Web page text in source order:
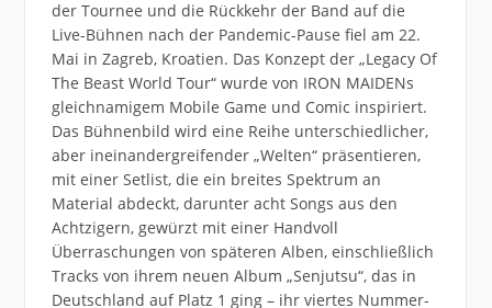
der Tournee und die Rückkehr der Band auf die
Live-Bühnen nach der Pandemic-Pause fiel am 22.
Mai in Zagreb, Kroatien. Das Konzept der „Legacy Of
The Beast World Tour“ wurde von IRON MAIDENs
gleichnamigem Mobile Game und Comic inspiriert.
Das Bühnenbild wird eine Reihe unterschiedlicher,
aber ineinandergreifender „Welten“ präsentieren,
mit einer Setlist, die ein breites Spektrum an
Material abdeckt, darunter acht Songs aus den
Achtzigern, gewürzt mit einer Handvoll
Überraschungen von späteren Alben, einschließlich
Tracks von ihrem neuen Album „Senjutsu“, das in
Deutschland auf Platz 1 ging – ihr viertes Nummer-